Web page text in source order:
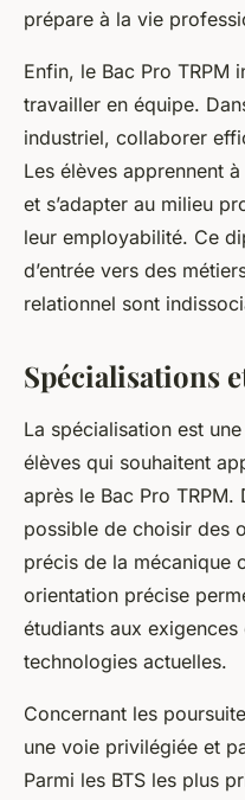
prépare à la vie
Enfin, le Bac Pro TRPM
travailler en équipe.
industriel, collaborer
Les élèves apprennent
et s’adapter au milieu
leur employabilité. Ce
d’entrée vers des
relationnel sont
Spécialisations
La spécialisation est
élèves qui souhaitent
après le Bac Pro
possible de choisir des
précis de la mécanique
orientation précise
étudiants aux
technologies actuelles.
Concernant les
une voie privilégiée et
Parmi les BTS les plus